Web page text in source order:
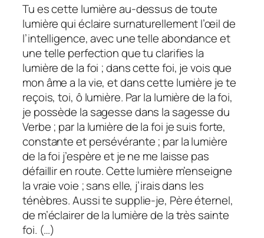
Tu es cette lumière au-dessus de toute
lumière qui éclaire surnaturellement l’œil de
l’intelligence, avec une telle abondance et
une telle perfection que tu clarifies la
lumière de la foi ; dans cette foi, je vois que
mon âme a la vie, et dans cette lumière je te
reçois, toi, ô lumière. Par la lumière de la foi,
je possède la sagesse dans la sagesse du
Verbe ; par la lumière de la foi je suis forte,
constante et persévérante ; par la lumière
de la foi j’espère et je ne me laisse pas
défaillir en route. Cette lumière m’enseigne
la vraie voie ; sans elle, j’irais dans les
ténèbres. Aussi te supplie-je, Père éternel,
de m’éclairer de la lumière de la très sainte
foi. (…)